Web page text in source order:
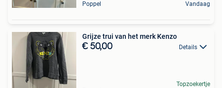
Poppel
Vandaag
Grijze trui van het merk Kenzo
€ 50,00 Details
Topzoekertje